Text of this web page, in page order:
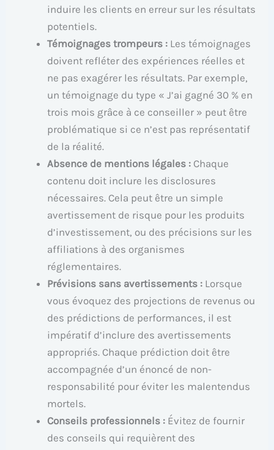
induire les clients en erreur sur les résultats
potentiels.
Témoignages trompeurs : Les témoignages
doivent refléter des expériences réelles et
ne pas exagérer les résultats. Par exemple,
un témoignage du type « J’ai gagné 30 % en
trois mois grâce à ce conseiller » peut être
problématique si ce n’est pas représentatif
de la réalité.
Absence de mentions légales : Chaque
contenu doit inclure les disclosures
nécessaires. Cela peut être un simple
avertissement de risque pour les produits
d’investissement, ou des précisions sur les
affiliations à des organismes
réglementaires.
Prévisions sans avertissements : Lorsque
vous évoquez des projections de revenus ou
des prédictions de performances, il est
impératif d’inclure des avertissements
appropriés. Chaque prédiction doit être
accompagnée d’un énoncé de non-
responsabilité pour éviter les malentendus
mortels.
Conseils professionnels : Évitez de fournir
des conseils qui requièrent des